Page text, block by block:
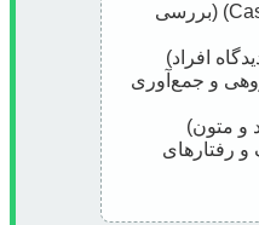
مطالعه موردی (Case Study) (بررسی
افراد)
و جمع‌آوری
و متون)
رفتارهای